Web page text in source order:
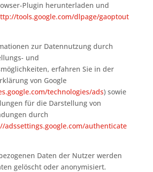
Plugin herunterladen und
tools.google.com/dlpage/gaoptout
zur Datennutzung durch
und
erfahren Sie in der
von Google
technologies/ads) sowie
für die Darstellung von
durch
adssettings.google.com/authenticate
Daten der Nutzer werden
gelöscht oder anonymisiert.